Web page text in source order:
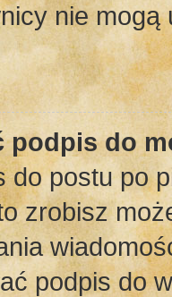
nie
podpis do
do postu po
zrobisz
podpis do